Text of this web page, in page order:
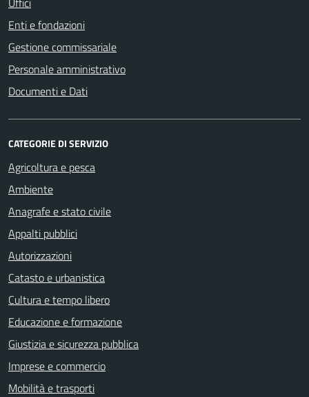
Enti e fondazioni
Gestione commissariale
Personale amministrativo
Documenti e Dati
CATEGORIE DI SERVIZIO
Agricoltura e pesca
Ambiente
Anagrafe e stato civile
Appalti pubblici
Autorizzazioni
Catasto e urbanistica
Cultura e tempo libero
Educazione e formazione
Giustizia e sicurezza pubblica
Imprese e commercio
Mobilità e trasporti